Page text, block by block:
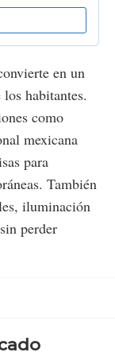
en un
habitantes.
como
mexicana
para
También
iluminación
perder